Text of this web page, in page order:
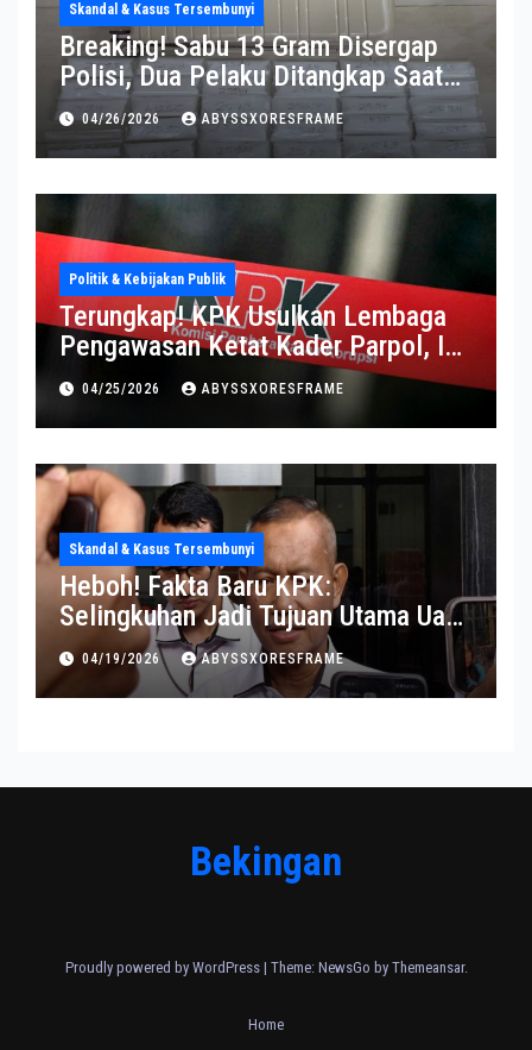
Skandal & Kasus Tersembunyi
Breaking! Sabu 13 Gram Disergap
Polisi, Dua Pelaku Ditangkap Saat
Operasi Berlangsung Di Tempat
04/26/2026 ABYSSXORESFRAME
Politik & Kebijakan Publik
Terungkap! KPK Usulkan Lembaga
Pengawasan Ketat Kader Parpol, Ini
Alasannya
04/25/2026 ABYSSXORESFRAME
Skandal & Kasus Tersembunyi
Heboh! Fakta Baru KPK:
Selingkuhan Jadi Tujuan Utama Uang
Korupsi
04/19/2026 ABYSSXORESFRAME
Bekingan
Proudly powered by WordPress | Theme: NewsGo by Themeansar.
Home